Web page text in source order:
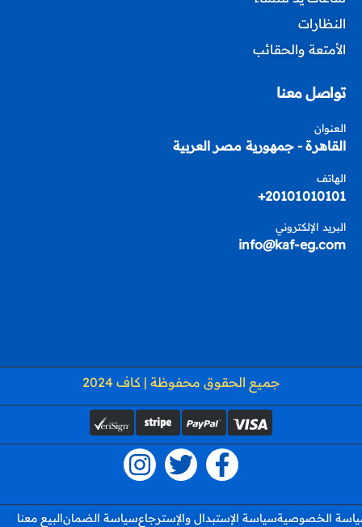
النظارات
الأمتعة والحقائب
تواصل معنا
العنوان
القاهرة - جمهورية مصر العربية
الهاتف
20101010101+
البريد الإلكتروني
info@kaf-eg.com
جميع الحقوق محفوظة | كاف 2024
الخصوصيةسياسة الإستبدال والإسترجاعسياسة الضمانالبيع معنا